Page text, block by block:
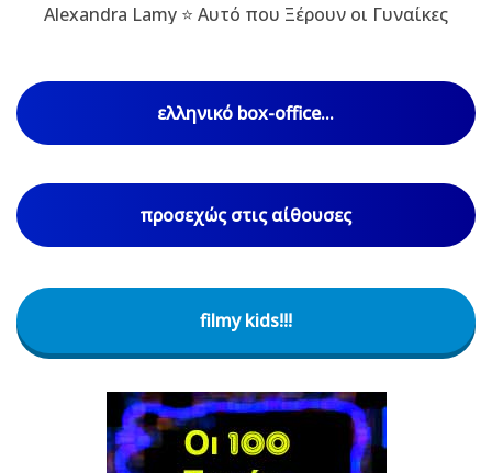
Alexandra Lamy ⭐ Αυτό που Ξέρουν οι Γυναίκες
ελληνικό box-office...
προσεχώς στις αίθουσες
filmy kids!!!